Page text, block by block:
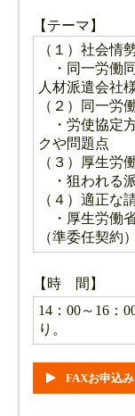
【テーマ】
（１）社会情
・同一労働
人材派遣会社
（２）同一労
・労使協定
クや問題点
（３）厚生労
・狙われる派
（４）適正な
・厚生労働
（準委任契約）
【時 間】
14：00～16：
り。
FAXお申込